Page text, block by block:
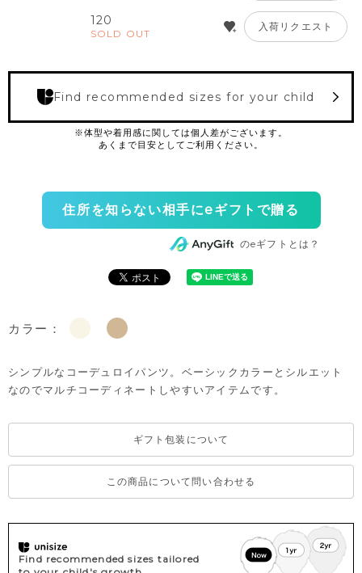
120
SOLD OUT
入荷リクエスト
Find recommended sizes for your child
住所を知らない相手にeギフトで贈る
のeギフトとは？
カラー：
シンプルなコーデュロイパンツ。ベーシックカラーとシルエット
なのでマルチコーディネートしやすいアイテムです。
ギフト包装について
この商品について問い合わせる
Find recommended sizes tailored